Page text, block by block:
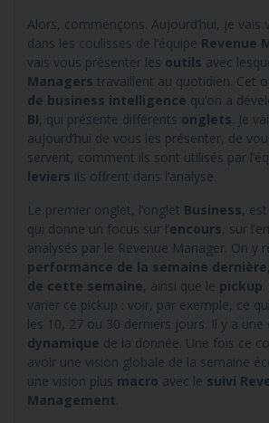
Alors, commençons. Aujourd’hui, je vais
dans les coulisses de l’équipe Revenue
vais vous présenter les outils avec
Managers travaillent au quotidien. Cet
de business intelligence qu’on a
BI, qui présente différents onglets . Je
aujourd’hui de vous les présenter, de
servent, comment ils sont utilisés par
leviers ils offrent dans l’analyse.
Le premier onglet, l’onglet Business,
qui donne un focus sur l’encours, sur
analysés par le Revenue Manager. On y
performance de la semaine dernière
de cette semaine, ainsi que le pickup
varier ce pickup : voir, par exemple, ce
les 10, 27 ou 30 derniers jours. Il y a une
dynamique de la donnée. Une fois ce
avoir une vision globale de la semaine
une vision plus macro avec le suivi
Management